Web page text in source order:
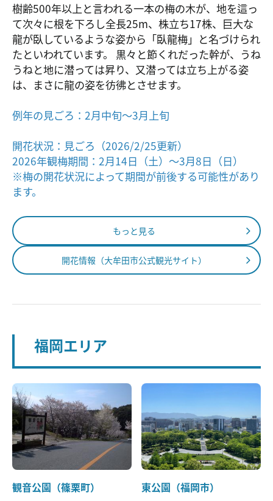
樹齢500年以上と言われる一本の梅の木が、地を這っ
て次々に根を下ろし全長25m、株立ち17株、巨大な
龍が臥しているような姿から「臥龍梅」と名づけられ
たといわれています。 黒々と節くれだった幹が、うね
うねと地に潜っては昇り、又潜っては立ち上がる姿
は、まさに龍の姿を彷彿とさせます。
例年の見ごろ：2月中旬～3月上旬
開花状況：見ごろ（2026/2/25更新）
2026年観梅期間：2月14日（土）～3月8日（日）
※梅の開花状況によって期間が前後する可能性があり
ます。
もっと見る
開花情報（大牟田市公式観光サイト）
福岡エリア
観音公園（篠栗町） 東公園（福岡市）